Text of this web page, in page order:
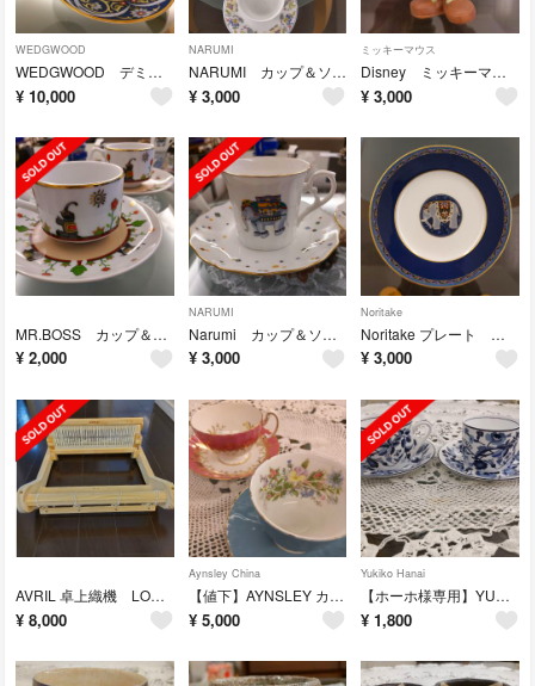
WEDGWOOD
WEDGWOOD デミタスカップ＆ソーサー
¥ 10,000
NARUMI
NARUMI カップ＆ソーサー 5客セット
¥ 3,000
ミッキーマウス
Disney ミッキーマウス 置物
¥ 3,000
MR.BOSS カップ＆ソーサー 2客セット
¥ 2,000
NARUMI
Narumi カップ＆ソーサー2客セット
¥ 3,000
Noritake
Noritake プレート 直径18センチ
¥ 3,000
AVRIL 卓上織機 LOOM30
¥ 8,000
Aynsley China
【値下】AYNSLEY カップ＆ソーサー
¥ 5,000
Yukiko Hanai
【ホーホ様専用】YUKIKO HANAI カップ＆ソーサー
¥ 1,800